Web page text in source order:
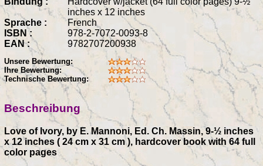
inches x 12 inches
Sprache :
French
ISBN :
978-2-7072-0093-8
EAN :
9782707200938
Unsere Bewertung:
Ihre Bewertung:
Technische Bewertung:
Beschreibung
Love of Ivory, by E. Mannoni, Ed. Ch. Massin, 9-½ inches
x 12 inches ( 24 cm x 31 cm ), hardcover book with 64 full
color pages